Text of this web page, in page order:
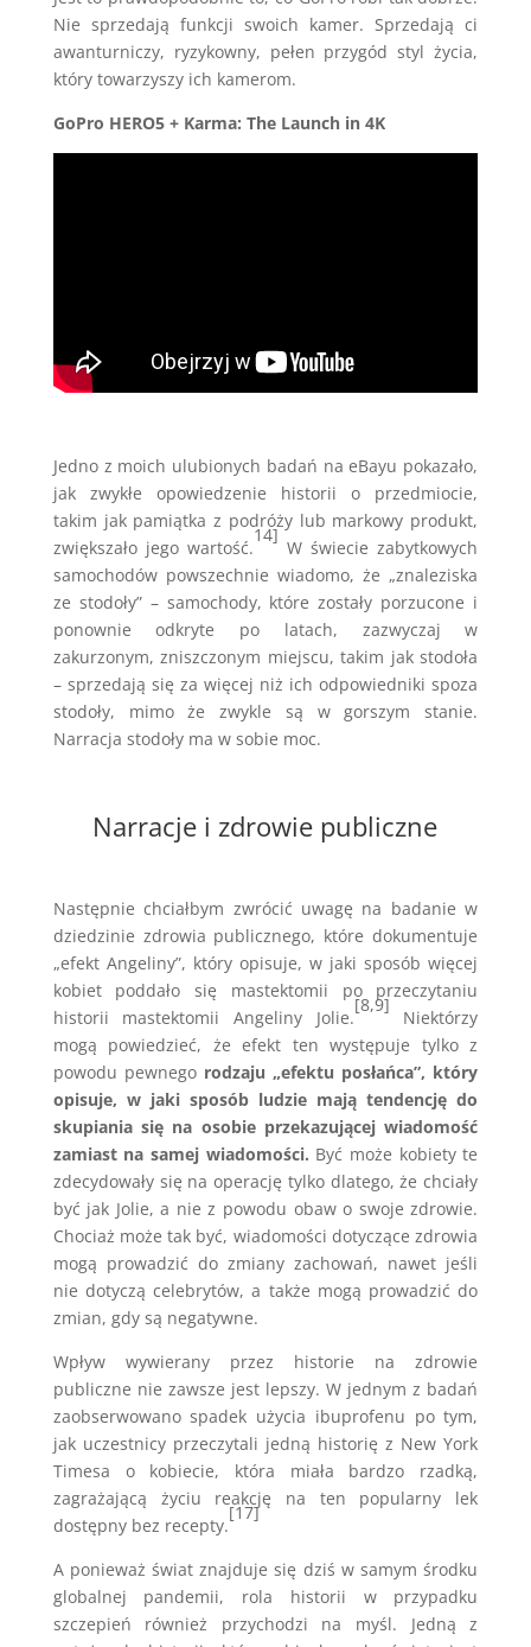
Nie sprzedają funkcji swoich kamer. Sprzedają ci
awanturniczy, ryzykowny, pełen przygód styl życia,
który towarzyszy ich kamerom.
GoPro HERO5 + Karma: The Launch in 4K
Jedno z moich ulubionych badań na eBayu pokazało,
jak zwykłe opowiedzenie historii o przedmiocie,
takim jak pamiątka z podróży lub markowy produkt,
zwiększało jego wartość.
14]
W świecie zabytkowych
samochodów powszechnie wiadomo, że „znaleziska
ze stodoły” – samochody, które zostały porzucone i
ponownie odkryte po latach, zazwyczaj w
zakurzonym, zniszczonym miejscu, takim jak stodoła
– sprzedają się za więcej niż ich odpowiedniki spoza
stodoły, mimo że zwykle są w gorszym stanie.
Narracja stodoły ma w sobie moc.
Narracje i zdrowie publiczne
Następnie chciałbym zwrócić uwagę na badanie w
dziedzinie zdrowia publicznego, które dokumentuje
„efekt Angeliny”, który opisuje, w jaki sposób więcej
kobiet poddało się mastektomii po przeczytaniu
historii mastektomii Angeliny Jolie.
[8,9]
Niektórzy
mogą powiedzieć, że efekt ten występuje tylko z
powodu pewnego rodzaju „efektu posłańca”, który
opisuje, w jaki sposób ludzie mają tendencję do
skupiania się na osobie przekazującej wiadomość
zamiast na samej wiadomości. Być może kobiety te
zdecydowały się na operację tylko dlatego, że chciały
być jak Jolie, a nie z powodu obaw o swoje zdrowie.
Chociaż może tak być, wiadomości dotyczące zdrowia
mogą prowadzić do zmiany zachowań, nawet jeśli
nie dotyczą celebrytów, a także mogą prowadzić do
zmian, gdy są negatywne.
Wpływ wywierany przez historie na zdrowie
publiczne nie zawsze jest lepszy. W jednym z badań
zaobserwowano spadek użycia ibuprofenu po tym,
jak uczestnicy przeczytali jedną historię z New York
Timesa o kobiecie, która miała bardzo rzadką,
zagrażającą życiu reakcję na ten popularny lek
dostępny bez recepty.
[17]
A ponieważ świat znajduje się dziś w samym środku
globalnej pandemii, rola historii w przypadku
szczepień również przychodzi na myśl. Jedną z